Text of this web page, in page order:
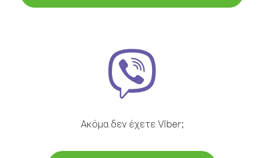
Ακόμα δεν έχετε Viber;